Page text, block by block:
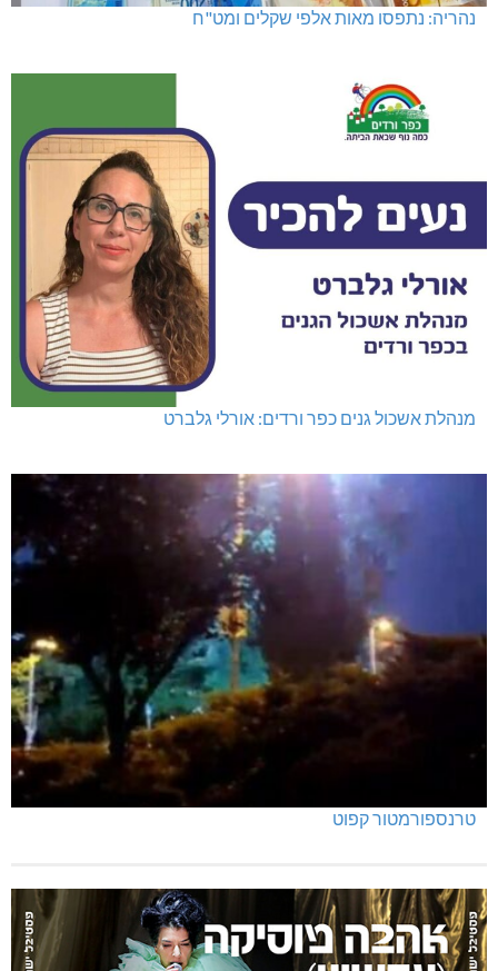
נהריה: נתפסו מאות אלפי שקלים ומט"ח
מנהלת אשכול גנים כפר ורדים: אורלי גלברט
טרנספורמטור קפוט